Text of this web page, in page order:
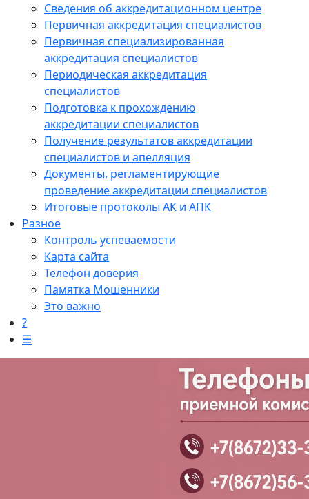
Сведения об аккредитационном центре
Первичная аккредитация специалистов
Первичная специализированная
аккредитация специалистов
Периодическая аккредитация
специалистов
Подготовка к прохождению
аккредитации специалистов
Получение результатов аккредитации
специалистов и апелляция
Документы, регламентирующие
проведение аккредитации специалистов
Итоговые протоколы АК и АПК
Разное
Контроль успеваемости
Карта сайта
Телефон доверия
Памятка Мошенники
Это важно
?
☰